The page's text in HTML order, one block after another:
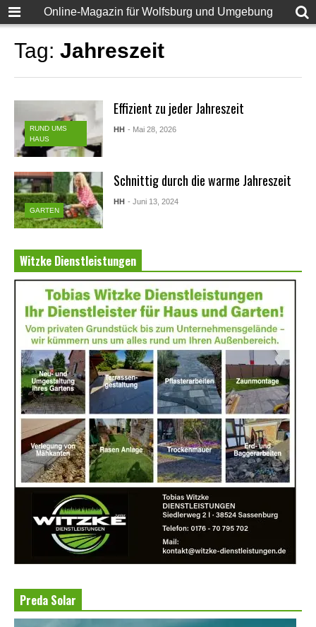
Online-Magazin für Wolfsburg und Umgebung
Tag: Jahreszeit
RUND UMS
HAUS
Effizient zu jeder Jahreszeit
HH - Mai 28, 2026
GARTEN
Schnittig durch die warme Jahreszeit
HH - Juni 13, 2024
Witzke Dienstleistungen
Preda Solar